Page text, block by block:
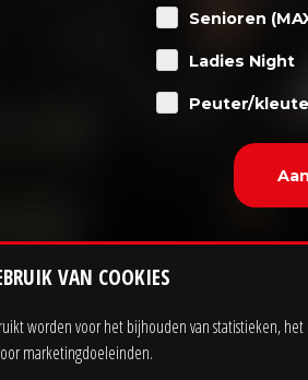
Senioren
Ladies Night
Peuter/
VAN COOKIES
worden voor het bijhouden van statistieken,
marketingdoeleinden.